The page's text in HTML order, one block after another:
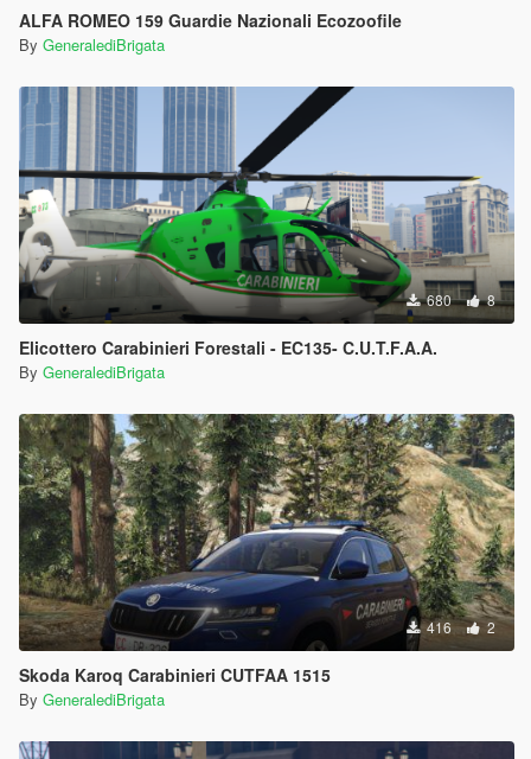
ALFA ROMEO 159 Guardie Nazionali Ecozoofile
By GeneralediBrigata
680 8
Elicottero Carabinieri Forestali - EC135- C.U.T.F.A.A.
By GeneralediBrigata
416 2
Skoda Karoq Carabinieri CUTFAA 1515
By GeneralediBrigata